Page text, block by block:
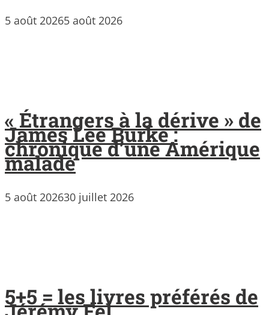
5 août 20265 août 2026
« Étrangers à la dérive » de
James Lee Burke :
chronique d’une Amérique
malade
5 août 202630 juillet 2026
5+5 = les livres préférés de